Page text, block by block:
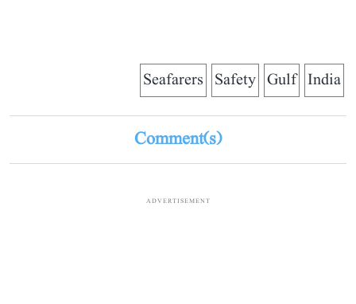
India
Gulf
Safety
Seafarers
Comment(s)
ADVERTISEMENT